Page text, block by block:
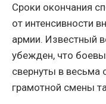
Сроки окончания
от интенсивности
армии. Известный
убежден, что
свернуты в весьма
грамотной смены